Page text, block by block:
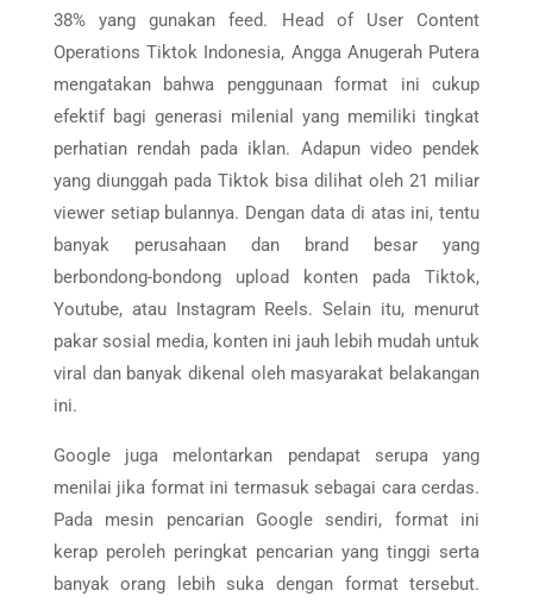
38% yang gunakan feed. Head of User Content
Operations Tiktok Indonesia, Angga Anugerah Putera
mengatakan bahwa penggunaan format ini cukup
efektif bagi generasi milenial yang memiliki tingkat
perhatian rendah pada iklan. Adapun video pendek
yang diunggah pada Tiktok bisa dilihat oleh 21 miliar
viewer setiap bulannya. Dengan data di atas ini, tentu
banyak perusahaan dan brand besar yang
berbondong-bondong upload konten pada Tiktok,
Youtube, atau Instagram Reels. Selain itu, menurut
pakar sosial media, konten ini jauh lebih mudah untuk
viral dan banyak dikenal oleh masyarakat belakangan
ini.
Google juga melontarkan pendapat serupa yang
menilai jika format ini termasuk sebagai cara cerdas.
Pada mesin pencarian Google sendiri, format ini
kerap peroleh peringkat pencarian yang tinggi serta
banyak orang lebih suka dengan format tersebut.